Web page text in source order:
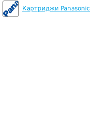
Картриджи Panasonic